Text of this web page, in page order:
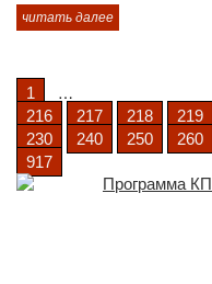
читать далее
1 …
216 217 218 219
230
240 250 260
917